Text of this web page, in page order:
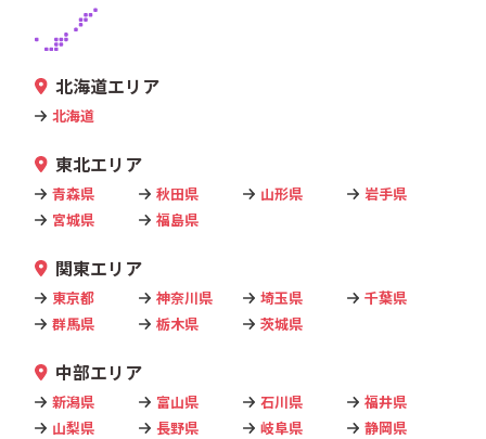
北海道エリア
北海道
東北エリア
青森県 秋田県 山形県
岩手県
宮城県
福島県
関東エリア
東京都 神奈川県 埼玉県
千葉県
群馬県
栃木県 茨城県
中部エリア
新潟県 富山県 石川県
福井県
山梨県
長野県 岐阜県
静岡県